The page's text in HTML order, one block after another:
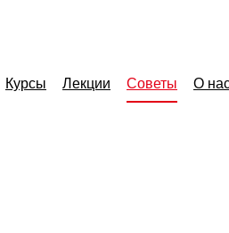
Курсы Лекции Советы О